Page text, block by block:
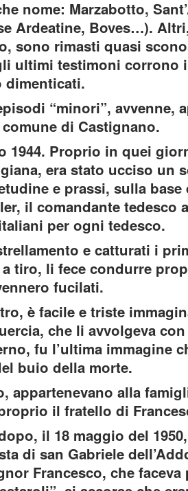
nome: Marzabotto,
Ardeatine, Boves…).
sono rimasti quasi
ultimi testimoni corrono
dimenticati.
“minori”, avvenne,
di Castignano.
1944. Proprio in quei
era stato ucciso un
e prassi, sulla
il comandante tedesco
per ogni tedesco.
e catturati i
tiro, li fece condurre
fucilati.
è facile e triste
che li avvolgeva
fu l’ultima immagine
buio della morte.
appartenevano alla
il fratello di
il 18 maggio del
di san Gabriele
Francesco, che faceva